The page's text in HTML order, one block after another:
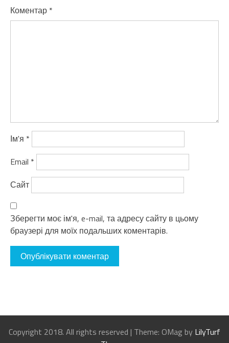
Коментар *
Ім'я *
Email *
Сайт
Зберегти моє ім'я, e-mail, та адресу сайту в цьому
браузері для моїх подальших коментарів.
Copyright 2018. All rights reserved | Theme: OMag by LilyTurf